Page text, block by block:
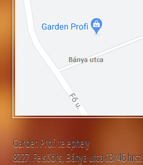
Garden Profi telephely
8227. Felsőörs, Bánya utca 03/46 hrsz.